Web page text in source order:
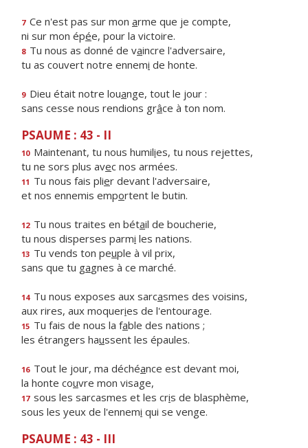
7 Ce n'est pas sur mon arme que je compte,
ni sur mon épée, pour la victoire.
8 Tu nous as donné de vaincre l'adversaire,
tu as couvert notre ennemi de honte.
9 Dieu était notre louange, tout le jour :
sans cesse nous rendions grâce à ton nom.
PSAUME : 43 - II
10 Maintenant, tu nous humilies, tu nous rejettes,
tu ne sors plus avec nos armées.
11 Tu nous fais plier devant l'adversaire,
et nos ennemis emportent le butin.
12 Tu nous traites en bétail de boucherie,
tu nous disperses parmi les nations.
13 Tu vends ton peuple à vil prix,
sans que tu gagnes à ce marché.
14 Tu nous exposes aux sarcasmes des voisins,
aux rires, aux moqueries de l'entourage.
15 Tu fais de nous la fable des nations ;
les étrangers haussent les épaules.
16 Tout le jour, ma déchéance est devant moi,
la honte couvre mon visage,
17 sous les sarcasmes et les cris de blasphème,
sous les yeux de l'ennemi qui se venge.
PSAUME : 43 - III